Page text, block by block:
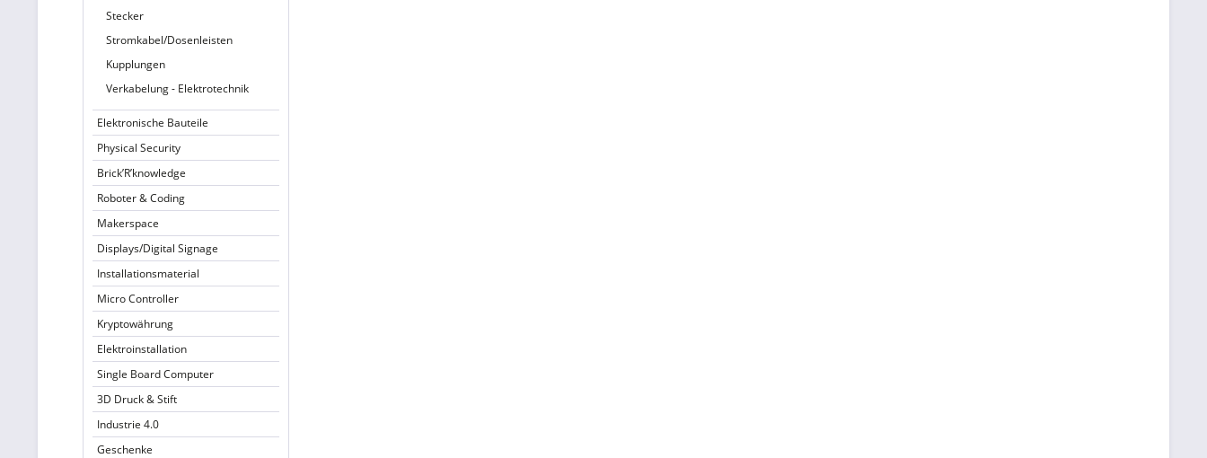
Stecker
Stromkabel/Dosenleisten
Kupplungen
Verkabelung - Elektrotechnik
Elektronische Bauteile
Physical Security
Brick’R’knowledge
Roboter & Coding
Makerspace
Displays/Digital Signage
Installationsmaterial
Micro Controller
Kryptowährung
Elektroinstallation
Single Board Computer
3D Druck & Stift
Industrie 4.0
Geschenke